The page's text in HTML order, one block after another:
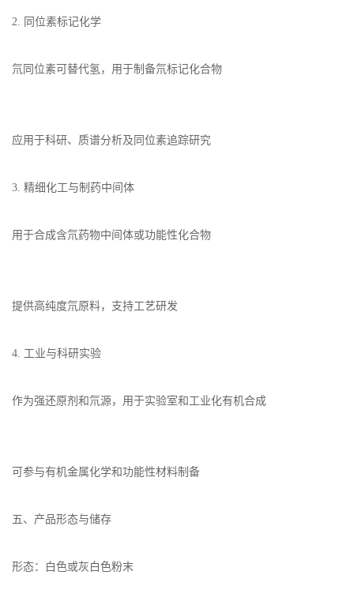
2. 同位素标记化学
氘同位素可替代氢，用于制备氘标记化合物
应用于科研、质谱分析及同位素追踪研究
3. 精细化工与制药中间体
用于合成含氘药物中间体或功能性化合物
提供高纯度氘原料，支持工艺研发
4. 工业与科研实验
作为强还原剂和氘源，用于实验室和工业化有机合成
可参与有机金属化学和功能性材料制备
五、产品形态与储存
形态：白色或灰白色粉末